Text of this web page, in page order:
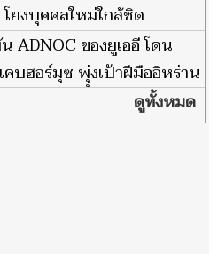
ยงบุคคลใหม่ใกล้ชิด
ADNOC ของยูเออี โดน
บฮอร์มุซ พุุ่งเป้าฝีมืออิหร่าน
ดูทั้งหมด